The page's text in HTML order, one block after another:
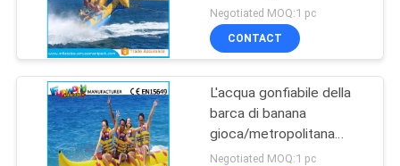
un anno di garanzia
Negotiated MOQ:1 pc
CONTACT
L'acqua gonfiabile della
barca di banana
gioca/metropolitana
trainabile dell'acqua con
Negotiated MOQ:1 pc